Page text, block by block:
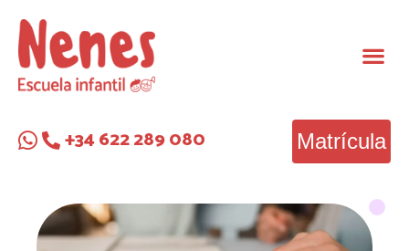
+34 622 289 080 Matrícula